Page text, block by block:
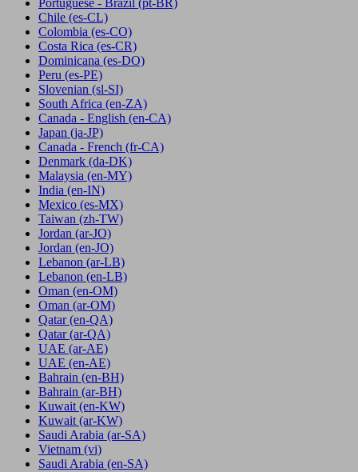
Portuguese - Brazil (pt-BR)
Chile (es-CL)
Colombia (es-CO)
Costa Rica (es-CR)
Dominicana (es-DO)
Peru (es-PE)
Slovenian (sl-SI)
South Africa (en-ZA)
Canada - English (en-CA)
Japan (ja-JP)
Canada - French (fr-CA)
Denmark (da-DK)
Malaysia (en-MY)
India (en-IN)
Mexico (es-MX)
Taiwan (zh-TW)
Jordan (ar-JO)
Jordan (en-JO)
Lebanon (ar-LB)
Lebanon (en-LB)
Oman (en-OM)
Oman (ar-OM)
Qatar (en-QA)
Qatar (ar-QA)
UAE (ar-AE)
UAE (en-AE)
Bahrain (en-BH)
Bahrain (ar-BH)
Kuwait (en-KW)
Kuwait (ar-KW)
Saudi Arabia (ar-SA)
Vietnam (vi)
Saudi Arabia (en-SA)